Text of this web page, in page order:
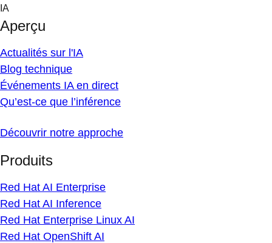
Skip
content
IA
Aperçu
Actualités sur l'IA
Blog technique
Événements IA en direct
Qu’est-ce que l’inférence
Découvrir notre approche
Produits
Red Hat AI Enterprise
Red Hat AI Inference
Red Hat Enterprise Linux AI
Red Hat OpenShift AI